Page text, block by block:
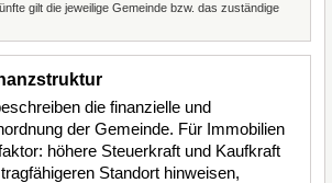
gilt die jeweilige Gemeinde bzw. das zuständige
die finanzielle und
der Gemeinde. Für Immobilien
höhere Steuerkraft und Kaufkraft
Standort hinweisen,